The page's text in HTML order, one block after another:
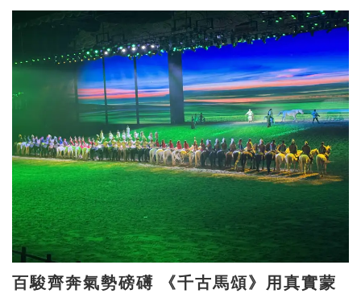
百駿齊奔氣勢磅礡 《千古馬頌》用真實蒙